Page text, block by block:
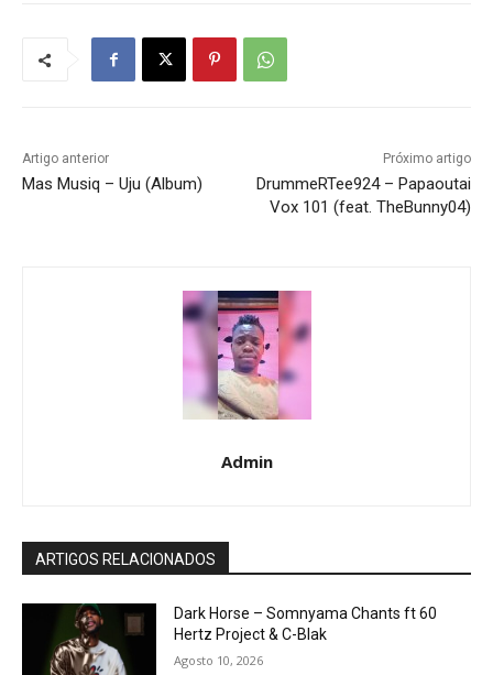
Artigo anterior
Mas Musiq – Uju (Album)
Próximo artigo
DrummeRTee924 – Papaoutai
Vox 101 (feat. TheBunny04)
Admin
ARTIGOS RELACIONADOS
Dark Horse – Somnyama Chants ft 60
Hertz Project & C-Blak
Agosto 10, 2026